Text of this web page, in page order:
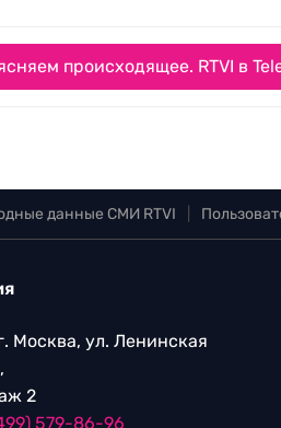
происходящее. RTVI в
данные СМИ RTVI
Москва, ул. Ленинская
2
579-86-96